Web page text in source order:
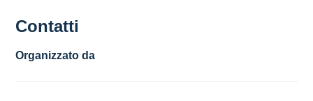
Contatti
Organizzato da